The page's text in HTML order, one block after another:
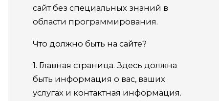
сайт без специальных знаний в
области программирования.
Что должно быть на сайте?
1. Главная страница. Здесь должна
быть информация о вас, ваших
услугах и контактная информация.